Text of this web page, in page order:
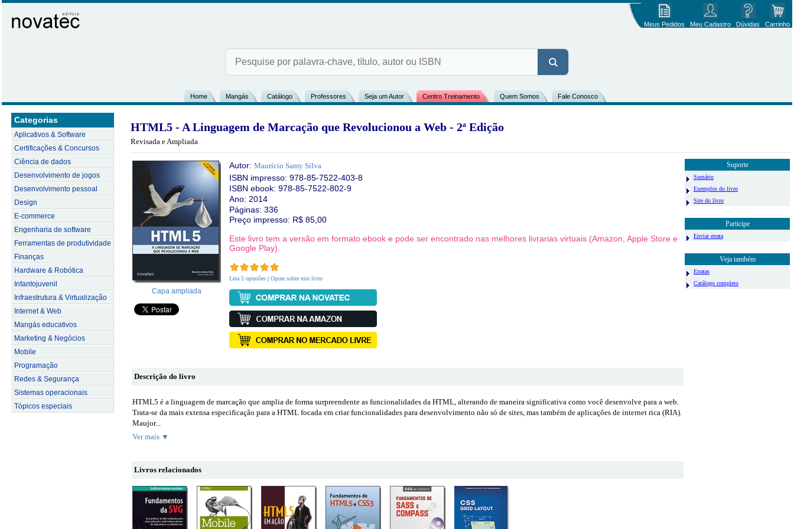
Meus Pedidos Meu Cadastro Dúvidas Carrinho
Home Mangás Catálogo Professores Seja um Autor Centro Treinamento Quem Somos Fale Conosco
Categorias
Aplicativos & Software
Certificações & Concursos
Ciência de dados
Desenvolvimento de jogos
Desenvolvimento pessoal
Design
E-commerce
Engenharia de software
Ferramentas de produtividade
Finanças
Hardware & Robótica
Infantojuvenil
Infraestrutura & Virtualização
Internet & Web
Mangás educativos
Marketing & Negócios
Mobile
Programação
Redes & Segurança
Sistemas operacionais
Tópicos especiais
HTML5 - A Linguagem de Marcação que Revolucionou a Web - 2ª Edição
Revisada e Ampliada
Capa ampliada
Autor: Maurício Samy Silva
ISBN impresso: 978-85-7522-403-8
ISBN ebook: 978-85-7522-802-9
Ano: 2014
Páginas: 336
Preço impresso: R$ 85,00
Este livro tem a versão em formato ebook e pode ser encontrado nas melhores livrarias virtuais (Amazon, Apple Store e
Google Play).
Leia 5 opiniões | Opine sobre este livro
Suporte
Sumário
Exemplos do livro
Site do livro
Participe
Enviar errata
Veja também
Erratas
Catálogo completo
Descrição do livro
HTML5 é a linguagem de marcação que amplia de forma surpreendente as funcionalidades da HTML, alterando de maneira significativa como você desenvolve para a web.
Trata-se da mais extensa especificação para a HTML focada em criar funcionalidades para desenvolvimento não só de sites, mas também de aplicações de internet rica (RIA).
Maujor...
Ver mais ▼
Livros relacionados